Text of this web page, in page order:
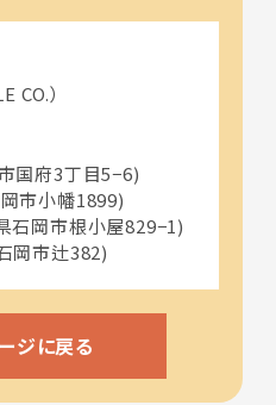
CO.）
国府3丁目5−6)
市小幡1899)
石岡市根小屋829−1)
岡市辻382)
ジに戻る